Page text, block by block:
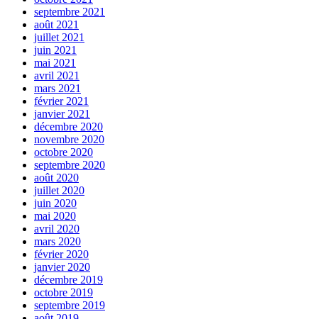
septembre 2021
août 2021
juillet 2021
juin 2021
mai 2021
avril 2021
mars 2021
février 2021
janvier 2021
décembre 2020
novembre 2020
octobre 2020
septembre 2020
août 2020
juillet 2020
juin 2020
mai 2020
avril 2020
mars 2020
février 2020
janvier 2020
décembre 2019
octobre 2019
septembre 2019